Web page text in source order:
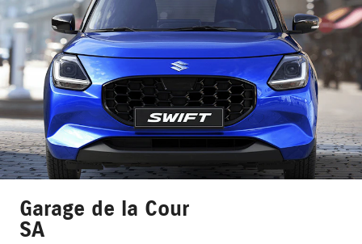
Garage de la Cour
SA